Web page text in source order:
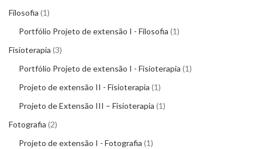
Filosofia 1
Portfólio Projeto de extensão I - Filosofia 1
Fisioterapia 3
Portfólio Projeto de extensão I - Fisioterapia 1
Projeto de extensão II - Fisioterapia 1
Projeto de Extensão III – Fisioterapia 1
Fotografia 2
Projeto de extensão I - Fotografia 1